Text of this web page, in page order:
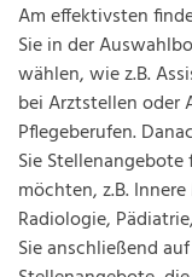
Am effektivsten
Sie in der
wählen, wie z.B.
bei Arztstellen oder
Pflegeberufen.
Sie
möchten, z.B.
Radiologie,
Sie anschließend